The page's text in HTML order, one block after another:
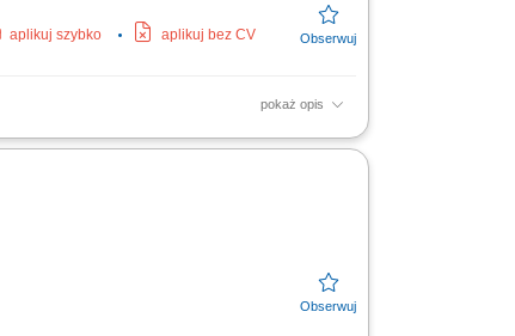
aplikuj szybko aplikuj bez CV
pokaż opis
na powierzonym terenie (woj.